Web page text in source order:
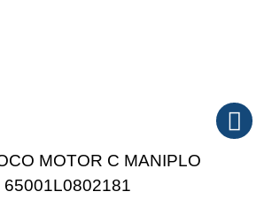
MOTOR C MANIPLO
65001L0802181